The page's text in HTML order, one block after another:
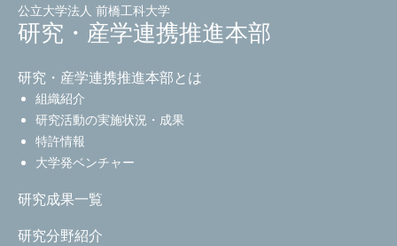
公立大学法人 前橋工科大学
研究・産学連携推進本部
研究・産学連携推進本部とは
組織紹介
研究活動の実施状況・成果
特許情報
大学発ベンチャー
研究成果一覧
研究分野紹介